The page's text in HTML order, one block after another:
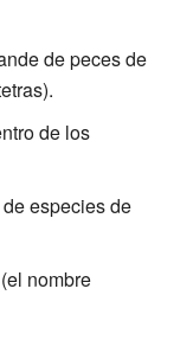
de peces de
de los
especies de
(el nombre